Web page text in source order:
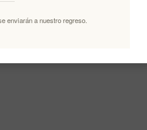
enviarán a nuestro regreso.